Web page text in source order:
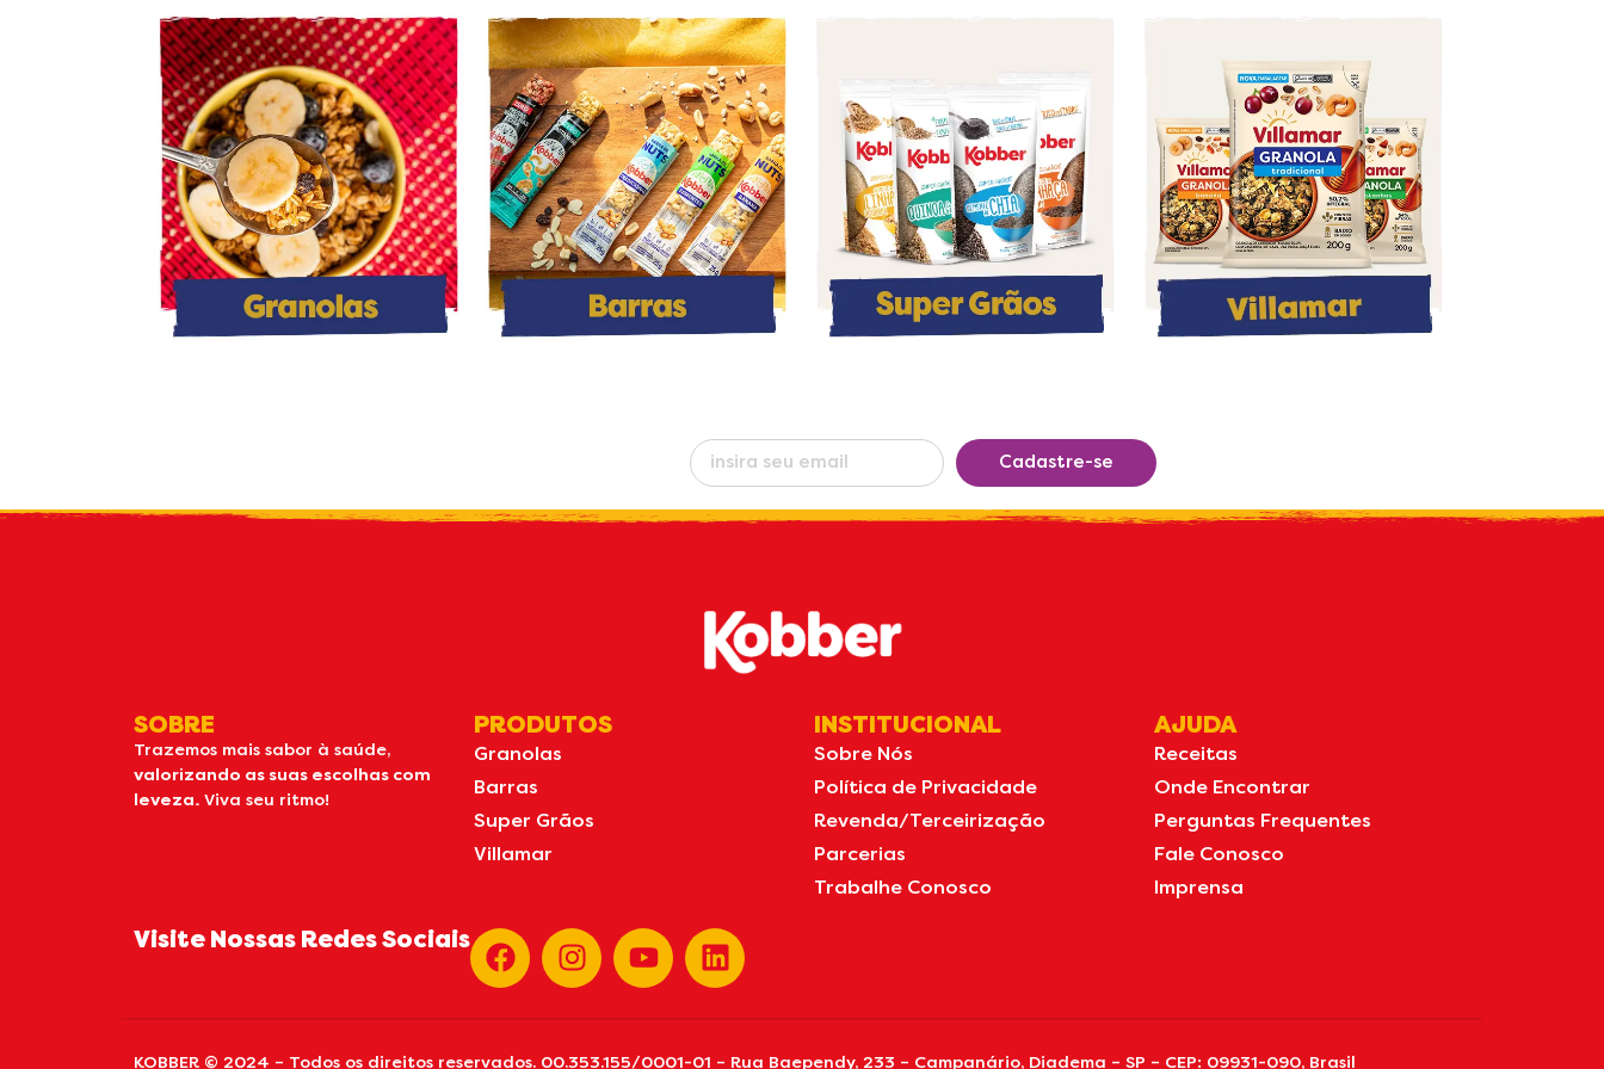
Cadastre-se
SOBRE
Trazemos mais sabor à saúde,
valorizando as suas escolhas com
leveza. Viva seu ritmo!
PRODUTOS
Granolas
Barras
Super Grãos
Villamar
INSTITUCIONAL
Sobre Nós
Política de Privacidade
Revenda/Terceirização
Parcerias
Trabalhe Conosco
AJUDA
Receitas
Onde Encontrar
Perguntas Frequentes
Fale Conosco
Imprensa
Visite Nossas Redes Sociais
KOBBER © 2024 – Todos os direitos reservados. 00.353.155/0001-01 – Rua Baependy, 233 – Campanário, Diadema – SP – CEP: 09931-090, Brasil